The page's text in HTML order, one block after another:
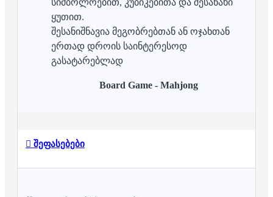
სიმბოლოებით, კუბიკებითა და შესანახი
ყუთით.
შესანიშნავია მეგობრებთან ან ოჯახთან
ერთად დროის საინტერესოდ
გასატარებლად
Board Game - Mahjong
შეფასებები